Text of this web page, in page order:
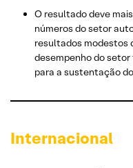
O resultado deve
números do setor
resultados modestos
desempenho do
para a sustentação
Internacional